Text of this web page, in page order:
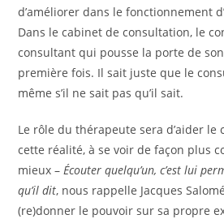
d’améliorer dans le fonctionnement
Dans le cabinet de consultation, le
consultant qui pousse la porte de
première fois. Il sait juste que le
même s’il ne sait pas qu’il sait.
Le rôle du thérapeute sera d’aider
cette réalité, à se voir de façon plus
mieux –Écouter quelqu’un, c’est lui
qu’il dit, nous rappelle Jacques
(re)donner le pouvoir sur sa propre